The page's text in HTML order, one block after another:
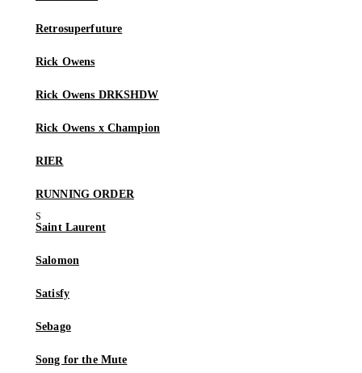
Retrosuperfuture
Rick Owens
Rick Owens DRKSHDW
Rick Owens x Champion
RIER
RUNNING ORDER
Saint Laurent
Salomon
Satisfy
Sebago
Song for the Mute